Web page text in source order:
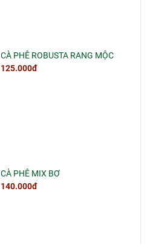
CÀ PHÊ ROBUSTA RANG MỘC
125.000đ
CÀ PHÊ MIX BƠ
140.000đ